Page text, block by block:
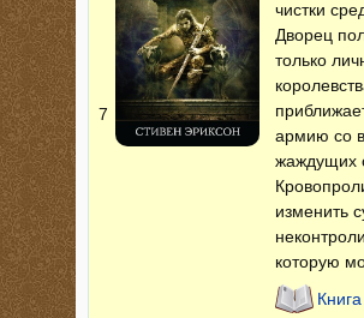
7
чистки
Дворец
только
армию со
жаждущих
изменить
которую